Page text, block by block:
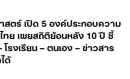
ตร์ เปิด 5 องค์ประกอบความ
ทย เผยสถิติย้อนหลัง 10 ปี ชี้
งเรียน – ตนเอง – ข่าวสาร
ด้